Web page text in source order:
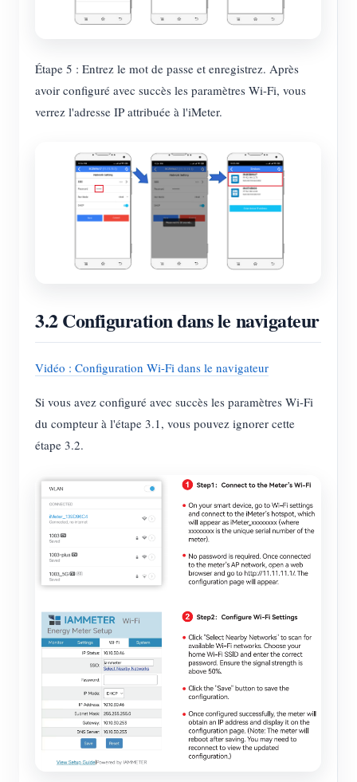
Étape 5 : Entrez le mot de passe et enregistrez. Après
avoir configuré avec succès les paramètres Wi-Fi, vous
verrez l'adresse IP attribuée à l'iMeter.
3.2 Configuration dans le navigateur
Vidéo : Configuration Wi-Fi dans le navigateur
Si vous avez configuré avec succès les paramètres Wi-Fi
du compteur à l'étape 3.1, vous pouvez ignorer cette
étape 3.2.